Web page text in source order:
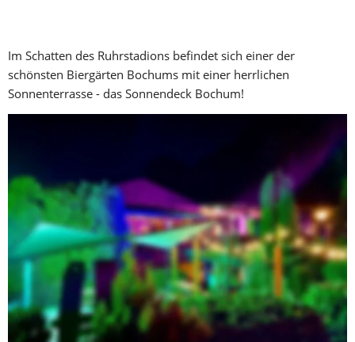
Im Schatten des Ruhrstadions befindet sich einer der
schönsten Biergärten Bochums mit einer herrlichen
Sonnenterrasse - das Sonnendeck Bochum!
Als klassische Tennisgastronomie des beheimateten THC im
VfL Bochum gestartet, hat sich das Sonnendeck zu einer
innenstadtnahen, perfekt erreichbaren, angesagten
Eventlocation entwickelt.
Moderne Designelemente und klassische Kneipenkultur
haben im Sonnendeck zueinander gefunden und bieten das
perfekte Ambiente für Ihre Veranstaltung!
Ob Hochzeiten, Geburtstage, Kommunionen oder
Konfirmationen, Firmen Incentives, Lesungen, Präsentationen,
Stammtisch Treffen oder Weihnachtsfeiern - das Sonnendeck